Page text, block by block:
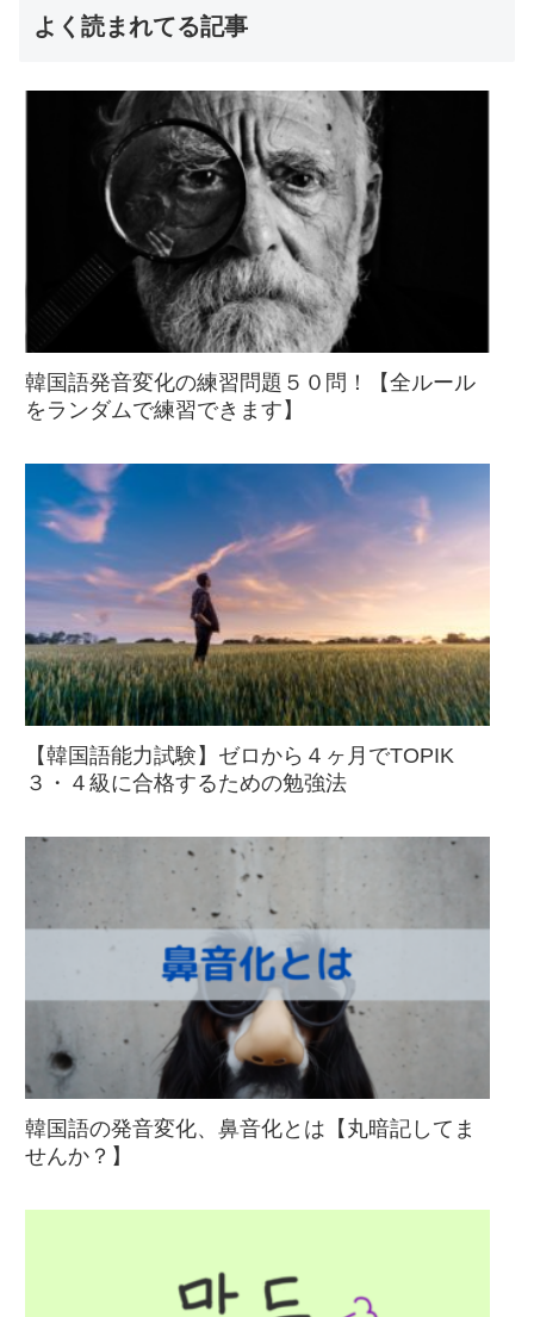
よく読まれてる記事
韓国語発音変化の練習問題５０問！【全ルール
をランダムで練習できます】
【韓国語能力試験】ゼロから４ヶ月でTOPIK
３・４級に合格するための勉強法
韓国語の発音変化、鼻音化とは【丸暗記してま
せんか？】